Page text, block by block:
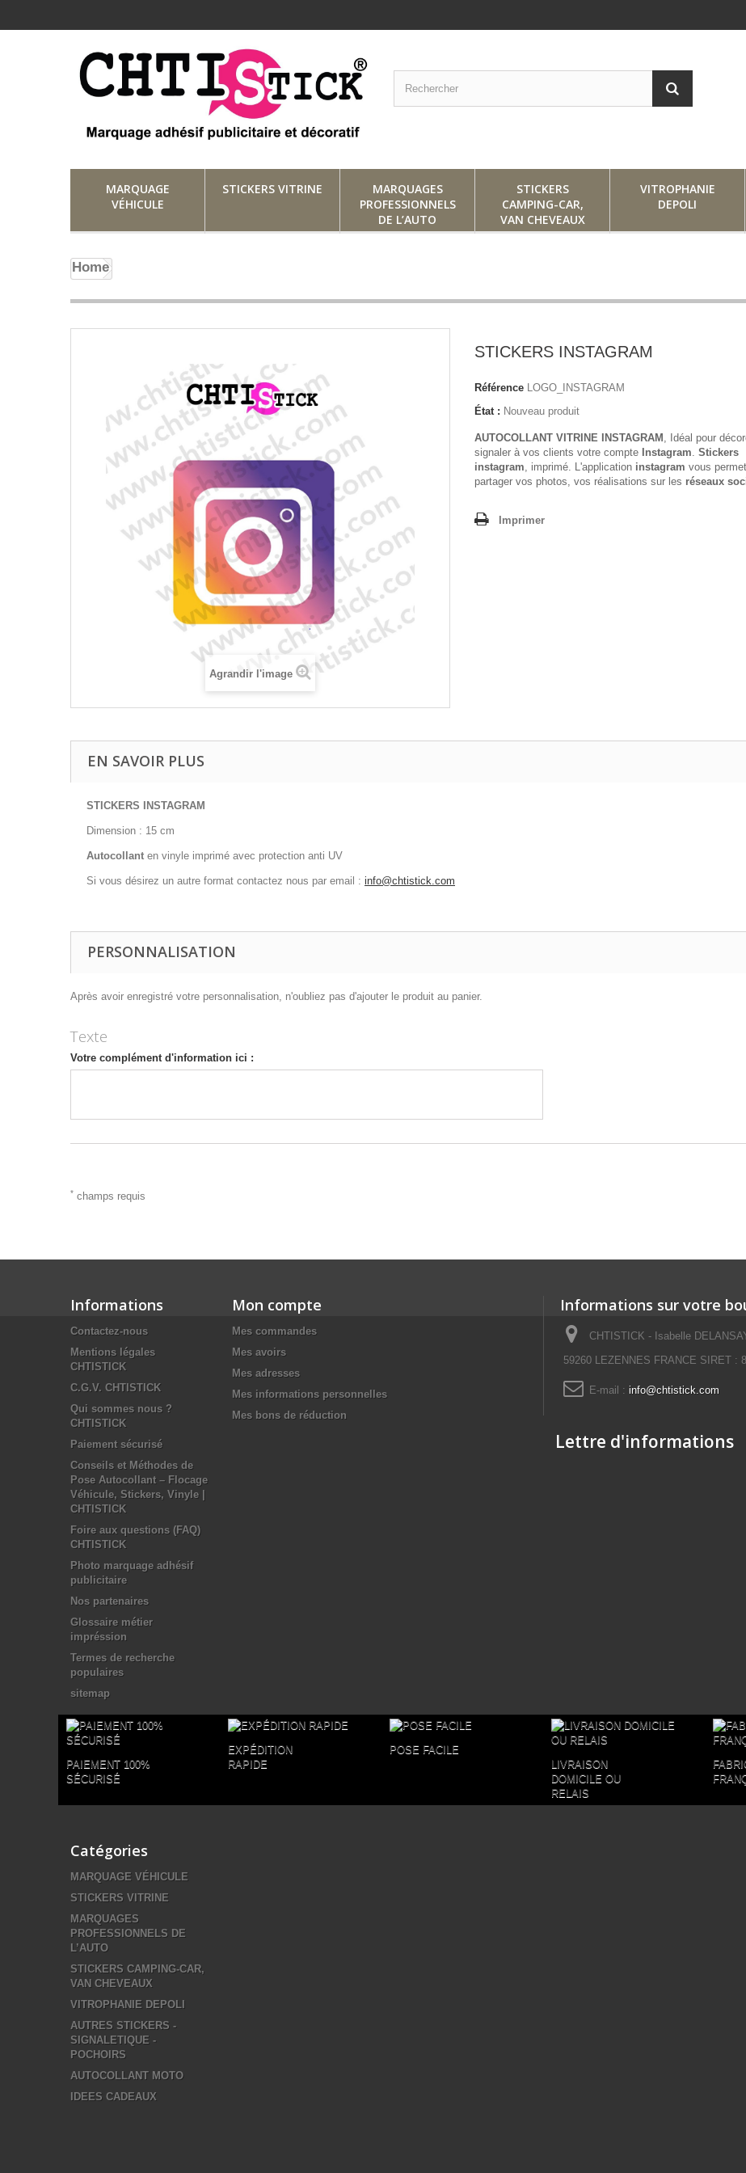
MARQUAGE
VÉHICULE
STICKERS VITRINE
MARQUAGES
PROFESSIONNELS
DE L’AUTO
STICKERS
CAMPING-CAR,
VAN CHEVEAUX
VITROPHANIE
DEPOLI
Home
Agrandir l'image
STICKERS INSTAGRAM
Référence LOGO_INSTAGRAM
État : Nouveau produit
AUTOCOLLANT VITRINE INSTAGRAM , Idéal pour
signaler à vos clients votre compte Instagram. Stickers
instagram, imprimé. L'application instagram vous
partager vos photos, vos réalisations sur les réseaux
Imprimer
EN SAVOIR PLUS
STICKERS INSTAGRAM
Dimension : 15 cm
Autocollant en vinyle imprimé avec protection anti UV
Si vous désirez un autre format contactez nous par email : info@chtistick.com
PERSONNALISATION
Après avoir enregistré votre personnalisation, n'oubliez pas d'ajouter le produit au panier.
Texte
Votre complément d'information ici :
* champs requis
Informations
Contactez-nous
Mentions légales
CHTISTICK
C.G.V. CHTISTICK
Qui sommes nous ?
CHTISTICK
Paiement sécurisé
Conseils et Méthodes de
Pose Autocollant – Flocage
Véhicule, Stickers, Vinyle |
CHTISTICK
Foire aux questions (FAQ)
CHTISTICK
Photo marquage adhésif
publicitaire
Nos partenaires
Glossaire métier
impréssion
Termes de recherche
populaires
sitemap
Mon compte
Mes commandes
Mes avoirs
Mes adresses
Mes informations personnelles
Mes bons de réduction
Informations sur votre
CHTISTICK - Isabelle
59260 LEZENNES FRANCE SIRET :
E-mail : info@chtistick.com
Lettre d'informations
PAIEMENT 100%
SÉCURISÉ
EXPÉDITION
RAPIDE
POSE FACILE
LIVRAISON
DOMICILE OU
RELAIS
Catégories
MARQUAGE VÉHICULE
STICKERS VITRINE
MARQUAGES
PROFESSIONNELS DE
L’AUTO
STICKERS CAMPING-CAR,
VAN CHEVEAUX
VITROPHANIE DEPOLI
AUTRES STICKERS -
SIGNALETIQUE -
POCHOIRS
AUTOCOLLANT MOTO
IDEES CADEAUX